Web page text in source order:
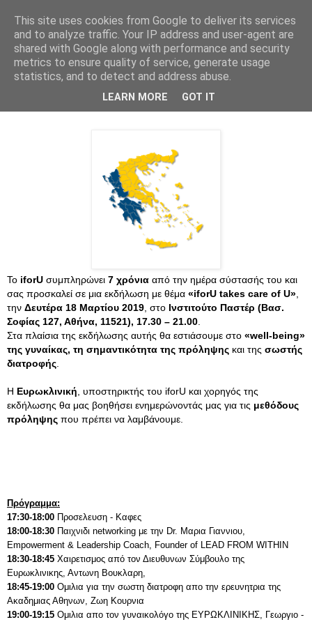
Το iforU συμπληρώνει 7 χρόνια από την ημέρα σύστασής του και
σας προσκαλεί σε μια εκδήλωση με θέμα «iforU takes care of U»
την Δευτέρα 18 Μαρτίου 2019 , στο Ινστιτούτο Παστέρ (Βασ.
Σοφίας 127, Αθήνα, 11521), 17.30 – 21.00
Στα πλαίσια της εκδήλωσης αυτής θα εστιάσουμε στο «well-being»
της γυναίκας, τη σημαντικότητα της πρόληψης και της σωστής
διατροφής
Η Ευρωκλινική , υποστηρικτής του iforU και χορηγός της
εκδήλωσης θα μας βοηθήσει ενημερώνοντάς μας για τις μεθόδους
πρόληψης που πρέπει να λαμβάνουμε.
Πρόγραμμα:
17:30-18:00 Προσελευση - Καφες
18:00-18:30 Παιχνιδι networking με την Dr. Μαρια Γιαννιου,
Empowerment & Leadership Coach, Founder of LEAD FROM WITHIN
18:30-18:45 Χαιρετισμος από τον Διευθυνων Σύμβουλο της
Ευρωκλινικης, Αντωνη Βουκλαρη,
18:45-19:00 Ομιλια για την σωστη διατροφη απο την ερευνητρια της
Ακαδημιας Αθηνων, Ζωη Κουρνια
19:00-19:15 Ομιλια απο τον γυναικολόγο της ΕΥΡΩΚΛΙΝΙΚΗΣ, Γεωργιο -
This site uses cookies from Google to deliver its services
and to analyze traffic. Your IP address and user-agent are
shared with Google along with performance and security
metrics to ensure quality of service, generate usage
statistics, and to detect and address abuse.
LEARN MORE GOT IT